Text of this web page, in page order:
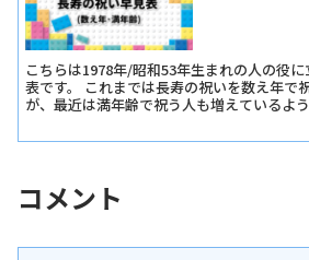
こちらは1978年/昭和53年生まれの人の役
表です。 これまでは長寿の祝いを数え年で
が、最近は満年齢で祝う人も増えているよ
年齢版』をご用意しました。
コメント